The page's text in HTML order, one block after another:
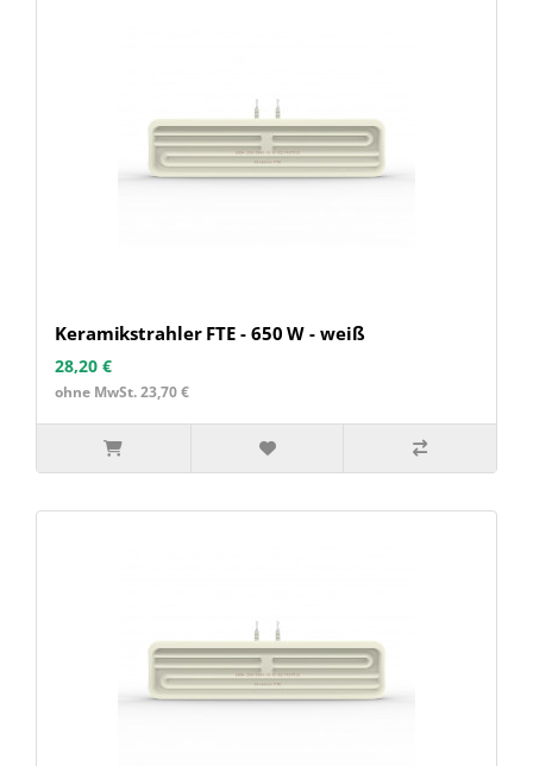
Keramikstrahler FTE - 650 W - weiß
28,20 €
ohne MwSt. 23,70 €